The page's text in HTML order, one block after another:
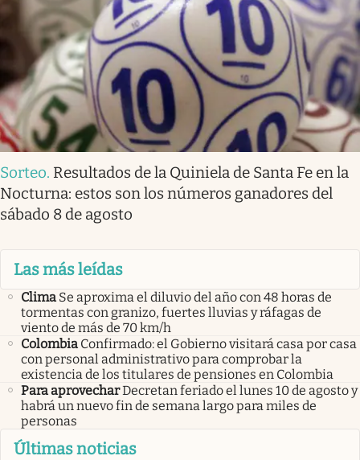
Sorteo. Resultados de la Quiniela de Santa Fe en la
Nocturna: estos son los números ganadores del
sábado 8 de agosto
Las más leídas
Clima Se aproxima el diluvio del año con 48 horas de
tormentas con granizo, fuertes lluvias y ráfagas de
viento de más de 70 km/h
Colombia Confirmado: el Gobierno visitará casa por casa
con personal administrativo para comprobar la
existencia de los titulares de pensiones en Colombia
Para aprovecharDecretan feriado el lunes 10 de agosto y
habrá un nuevo fin de semana largo para miles de
personas
Últimas noticias